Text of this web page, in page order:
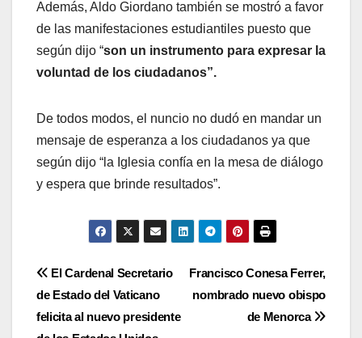
Además, Aldo Giordano también se mostró a favor
de las manifestaciones estudiantiles puesto que
según dijo “son un instrumento para expresar la
voluntad de los ciudadanos”.
De todos modos, el nuncio no dudó en mandar un
mensaje de esperanza a los ciudadanos ya que
según dijo “la Iglesia confía en la mesa de diálogo
y espera que brinde resultados”.
Navegación
de
Francisco Conesa Ferrer,
nombrado nuevo obispo
de Menorca
El Cardenal Secretario
de Estado del Vaticano
felicita al nuevo presidente